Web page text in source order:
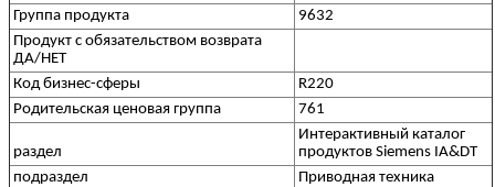
Группа продукта
9632
Продукт с обязательством возврата
ДА/НЕТ
Код бизнес-сферы
R220
Родительская ценовая группа
761
раздел
Интерактивный каталог
продуктов Siemens IA&DT
подраздел
Приводная техника